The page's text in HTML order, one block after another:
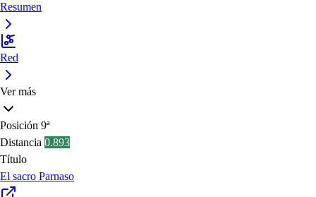
Resumen
Red
Ver más
Posición 9ª
Distancia 0.893
Título
El sacro Parnaso